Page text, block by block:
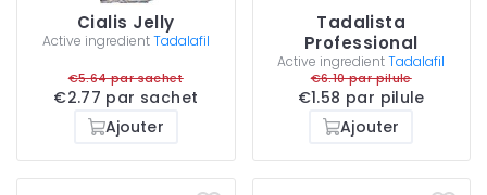
Cialis Jelly
Active ingredientTadalafil
€5.64 par sachet
€2.77 par sachet
Ajouter
Tadalista
Professional
Active ingredientTadalafil
€6.10 par pilule
€1.58 par pilule
Ajouter